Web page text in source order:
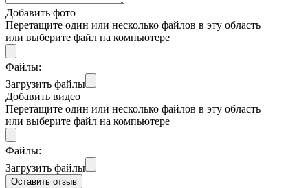
Добавить фото
Перетащите один или несколько файлов в эту область
или выберите файл на компьютере
Файлы:
Загрузить файлы
Добавить видео
Перетащите один или несколько файлов в эту область
или выберите файл на компьютере
Файлы:
Загрузить файлы
Оставить отзыв